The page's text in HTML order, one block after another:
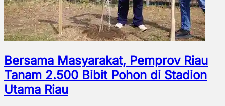
Bersama Masyarakat, Pemprov Riau
Tanam 2.500 Bibit Pohon di Stadion
Utama Riau